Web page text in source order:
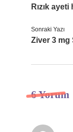
Rızık
Sonraki Yazı
Ziver 3 mg
6 Yorum